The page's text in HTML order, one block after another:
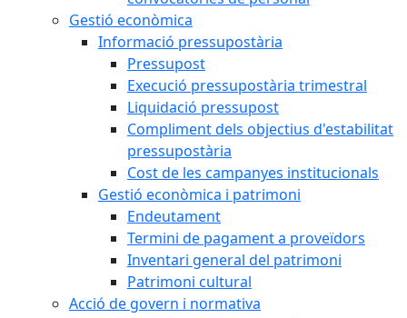
Gestió econòmica
Informació pressupostària
Pressupost
Execució pressupostària trimestral
Liquidació pressupost
Compliment dels objectius d'estabilitat
pressupostària
Cost de les campanyes institucionals
Gestió econòmica i patrimoni
Endeutament
Termini de pagament a proveïdors
Inventari general del patrimoni
Patrimoni cultural
Acció de govern i normativa